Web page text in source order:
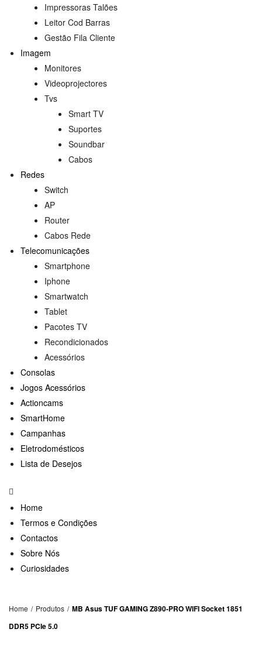
Impressoras Talões
Leitor Cod Barras
Gestão Fila Cliente
Imagem
Monitores
Videoprojectores
Tvs
Smart TV
Suportes
Soundbar
Cabos
Redes
Switch
AP
Router
Cabos Rede
Telecomunicações
Smartphone
Iphone
Smartwatch
Tablet
Pacotes TV
Recondicionados
Acessórios
Consolas
Jogos Acessórios
Actioncams
SmartHome
Campanhas
Eletrodomésticos
Lista de Desejos
Home
Termos e Condições
Contactos
Sobre Nós
Curiosidades
Home / Produtos / MB Asus TUF GAMING Z890-PRO WIFI Socket 1851
DDR5 PCIe 5.0